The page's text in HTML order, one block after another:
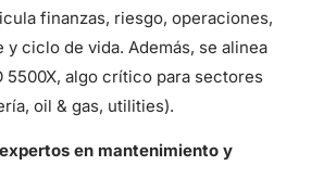
finanzas, riesgo, operaciones,
y ciclo de vida. Además, se alinea
5500X, algo crítico para sectores
oil & gas, utilities).
en mantenimiento y